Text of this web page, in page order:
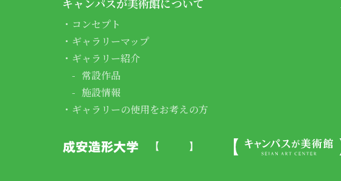
コンセプト
ギャラリーマップ
ギャラリー紹介
常設作品
施設情報
ギャラリーの使用をお考えの方